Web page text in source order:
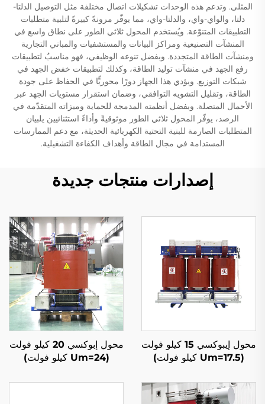
المثلى. وتدعم هذه الوحدات تشكيلات اتصال مختلفة مثل التوصيل الدلتا-
دلتا، والواي-واي، والدلتا-واي، مما يوفّر مرونةً كبيرةً لتلبية متطلبات
التطبيقات المتنوّعة. ويُستخدم المحول ثلاثي الطور على نطاق واسع في
المنشآت التصنيعية ومراكز البيانات والمستشفيات والمباني التجارية
ومنشآت الطاقة المتجددة. وبفضل تنوعه الوظيفي، فهو مناسبٌ لتطبيقات
رفع الجهد في منشآت توليد الطاقة، وكذلك لتطبيقات خفض الجهد في
شبكات التوزيع. ويؤدي هذا الجهاز دورًا محوريًّا في الحفاظ على جودة
الطاقة، وتقليل التشويه التوافقي، وضمان استقرار مستويات الجهد عبر
الأحمال المتصلة. وبفضل أنظمته المدمجة للحماية وميزاته المتقدّمة في
الرصد، يوفّر المحول ثلاثي الطور موثوقيةً وأداءً استثنائيين يلبيان
المتطلبات الصارمة للبنية التحتية الكهربائية الحديثة، مع دعم الممارسات
المستدامة في مجال الطاقة وأهداف الكفاءة التشغيلية.
إصدارات منتجات جديدة
محول إيبوكسي 15 كيلو فولت
(Um=17.5 كيلو فولت)
محول إبوكسي 20 كيلو فولت
(Um=24 كيلو فولت)